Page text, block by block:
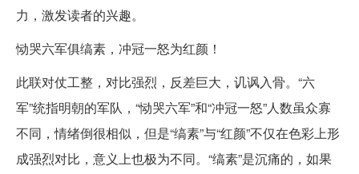
力，激发读者的兴趣。
恸哭六军俱缟素，冲冠一怒为红颜！
此联对仗工整，对比强烈，反差巨大，讥讽入骨。“六
军”统指明朝的军队，“恸哭六军”和“冲冠一怒”人数虽众寡
不同，情绪倒很相似，但是“缟素”与“红颜”不仅在色彩上形
成强烈对比，意义上也极为不同。“缟素”是沉痛的，如果